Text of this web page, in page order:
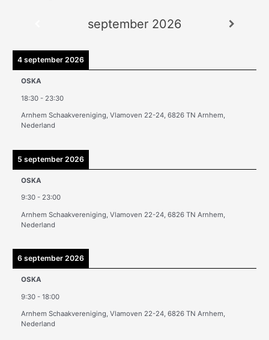
september 2026
4 september 2026
OSKA
18:30 - 23:30
Arnhem Schaakvereniging, Vlamoven 22-24, 6826 TN Arnhem,
Nederland
5 september 2026
OSKA
9:30 - 23:00
Arnhem Schaakvereniging, Vlamoven 22-24, 6826 TN Arnhem,
Nederland
6 september 2026
OSKA
9:30 -18:00
Arnhem Schaakvereniging, Vlamoven 22-24, 6826 TN Arnhem,
Nederland
e